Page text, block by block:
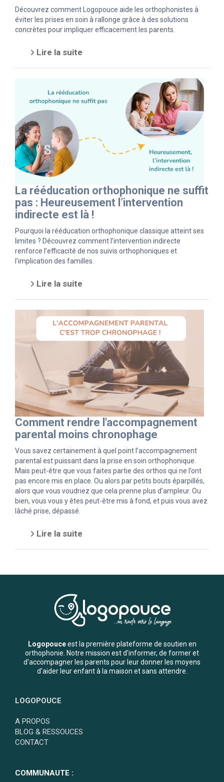
Découvrez comment Logopouce aide les orthophonistes à
éviter les prises en soin à rallonge grâce à des solutions
concrètes pour impliquer efficacement les parents.
Lire la suite
La rééducation orthophonique ne suffit
pas : Heureusement l’intervention
indirecte est là !
Pourquoi la rééducation orthophonique classique atteint ses
limites ? Découvrez comment l’intervention indirecte
renforce l’efficacité de nos suivis orthophoniques et
l’implication des familles.
Lire la suite
Comment rendre l'accompagnement
parental moins chronophage
Vous savez certainement à quel point l’accompagnement
parental est puissant dans la prise en soin orthophonique.
Mais peut-être que vous faites partie des orthos qui ne l’ont
pas encore mis en place. Ou alors par petits bouts éparpillés,
alors que vous voudriez que cela prenne plus d’ampleur. Ou
bien, vous vous y êtes peut-être mis à fond, et puis vous avez
lâché prise, dépassé.
Lire la suite
Logopouceest la première plateforme de soutien en
orthophonie. Notre mission est d'informer, de former et
d'accompagner les parents pour leur donner les moyens
d'aider leur enfant à la maison et sans attendre.
LOGOPOUCE
A PROPOS
BLOG & RESSOUCES
CONTACT
COMMUNAUTE :